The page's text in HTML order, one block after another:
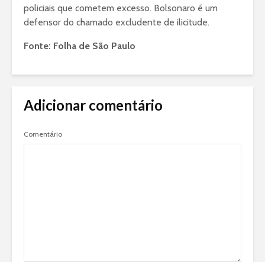
policiais que cometem excesso. Bolsonaro é um
defensor do chamado excludente de ilicitude.
Fonte: Folha de São Paulo
Adicionar comentário
Comentário